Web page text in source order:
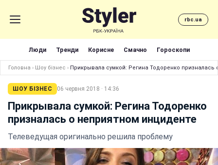
rbc.ua
Люди Тренди Корисне Смачно Гороскопи
Головна › Шоу бізнес › Прикрывала сумкой: Регина Тодоренко призналась
ШОУ БІЗНЕС 06 червня 2018 · 14:36
Прикрывала сумкой: Регина Тодоренко
призналась о неприятном инциденте
Телеведущая оригинально решила проблему